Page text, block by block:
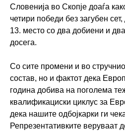
Словенија во Скопје доаѓа
четири победи без загубен
13. место со два добиени и
досега.
Со сите промени и во
состав, но и фактот дека
година добива на поголема
квалификациски циклус за
дека нашите одбојкарки ги
Репрезентативките веруваат